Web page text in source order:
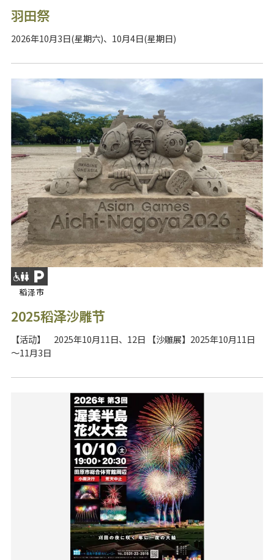
羽田祭
2026年10月3日(星期六)、10月4日(星期日)
稻泽市
2025稻泽沙雕节
【活动】 2025年10月11日、12日 【沙雕展】2025年10月11日
～11月3日